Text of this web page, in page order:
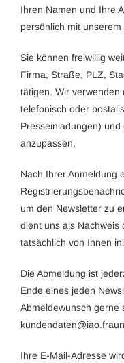
Ihren Namen und Ihre
persönlich mit
Sie können freiwillig
Firma, Straße, PLZ,
tätigen. Wir verwenden
telefonisch oder
Presseinladungen)
anzupassen.
Nach Ihrer Anmeldung
um den Newsletter zu
dient uns als Nachweis
tatsächlich von Ihnen
Die Abmeldung ist
Ende eines jeden
Abmeldewunsch gerne
arf.o
ai@ne
tadne
dnuk
Ihre E-Mail-Adresse